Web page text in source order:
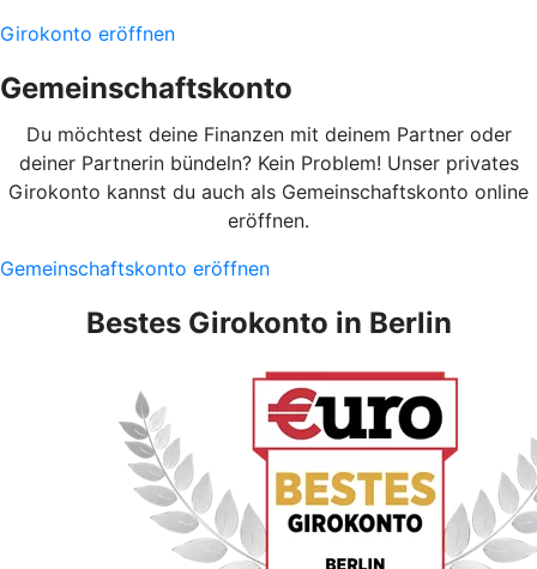
Girokonto eröffnen
Gemeinschaftskonto
Du möchtest deine Finanzen mit deinem Partner oder
deiner Partnerin bündeln? Kein Problem! Unser privates
Girokonto kannst du auch als Gemeinschaftskonto online
eröffnen.
Gemeinschaftskonto eröffnen
Bestes Girokonto in Berlin